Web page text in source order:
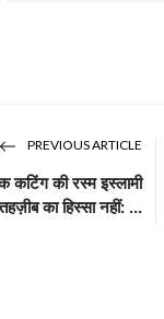
PREVIOUS ARTICLE
की रस्म इस्लामी
तहज़ीब का हिस्सा नहीं: ...